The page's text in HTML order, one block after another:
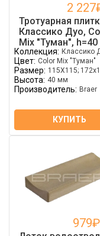
2 227
Тротуарная
Классико Дуо,
Mix "Туман",
Коллекция: Классико
Цвет: Color Mix "Туман"
Размер: 115Х115;
Высота: 40 мм
Производитель: Braer
КУПИТЬ
979₽